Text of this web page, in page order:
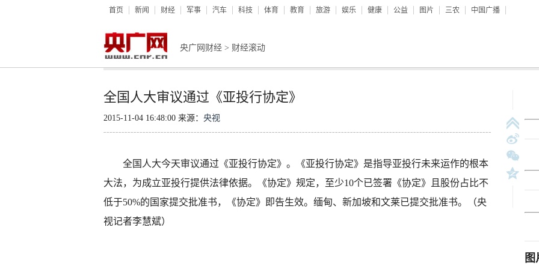
首页 新闻 财经 军事 汽车 科技 体育 教育 旅游 娱乐 健康 公益 图片 三农 中国广播
央广网财经 > 财经滚动
全国人大审议通过《亚投行协定》
2015-11-04 16:48:00 来源： 央视
全国人大今天审议通过《亚投行协定》。《亚投行协定》是指导亚投行未来运作的根本
大法，为成立亚投行提供法律依据。《协定》规定，至少10个已签署《协定》且股份占比不
低于50%的国家提交批准书，《协定》即告生效。缅甸、新加坡和文莱已提交批准书。（央
视记者李慧斌）